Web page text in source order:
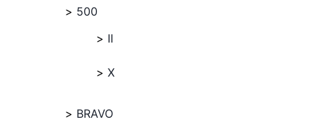
500
II
X
BRAVO